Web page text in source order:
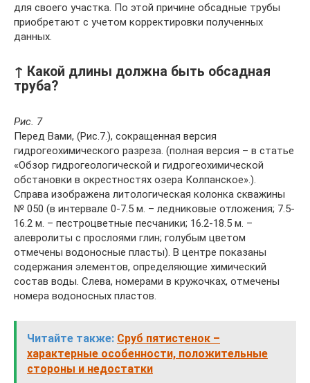
для своего участка. По этой причине обсадные трубы
приобретают с учетом корректировки полученных
данных.
↑ Какой длины должна быть обсадная
труба?
Рис. 7
Перед Вами, (Рис.7.), сокращенная версия
гидрогеохимического разреза. (полная версия – в статье
«Обзор гидрогеологической и гидрогеохимической
обстановки в окрестностях озера Колпанское».).
Справа изображена литологическая колонка скважины
№ 050 (в интервале 0-7.5 м. – ледниковые отложения; 7.5-
16.2 м. – пестроцветные песчаники; 16.2-18.5 м. –
алевролиты с прослоями глин; голубым цветом
отмечены водоносные пласты). В центре показаны
содержания элементов, определяющие химический
состав воды. Слева, номерами в кружочках, отмечены
номера водоносных пластов.
Читайте также: Сруб пятистенок –
характерные особенности, положительные
стороны и недостатки